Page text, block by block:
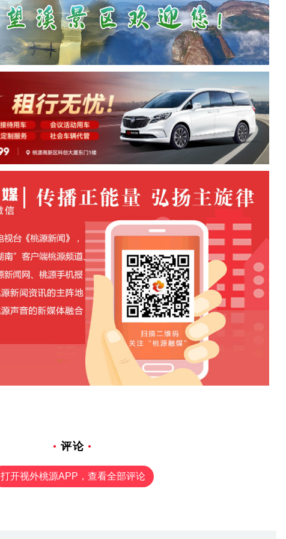
评论
打开视外桃源APP，查看全部评论